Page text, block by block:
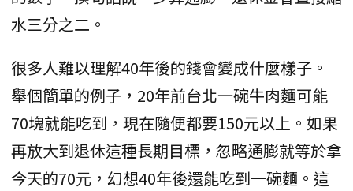
水三分之二。
很多人難以理解40年後的錢會變成什麼樣子。
舉個簡單的例子，20年前台北一碗牛肉麵可能
70塊就能吃到，現在隨便都要150元以上。如果
再放大到退休這種長期目標，忽略通膨就等於拿
今天的70元，幻想40年後還能吃到一碗麵。這